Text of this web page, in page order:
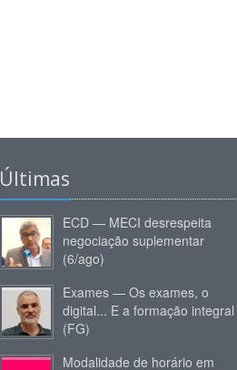
Últimas
ECD — MECI desrespeita
negociação suplementar
(6/ago)
Exames — Os exames, o
digital... E a formação integral
(FG)
Modalidade de horário em